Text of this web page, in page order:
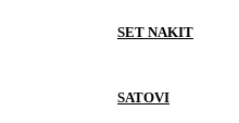
SET NAKIT
SATOVI